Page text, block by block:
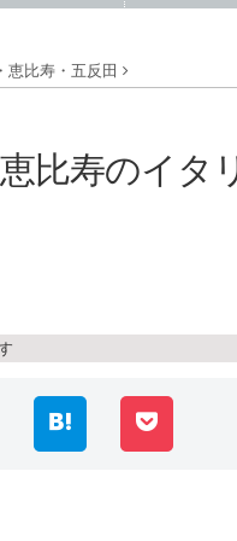
恵比寿・五反田
比寿のイタ